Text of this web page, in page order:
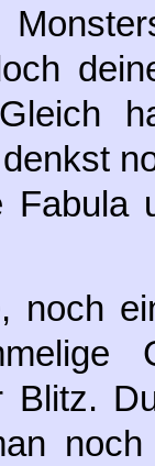
Fabula
noch
Blitz.